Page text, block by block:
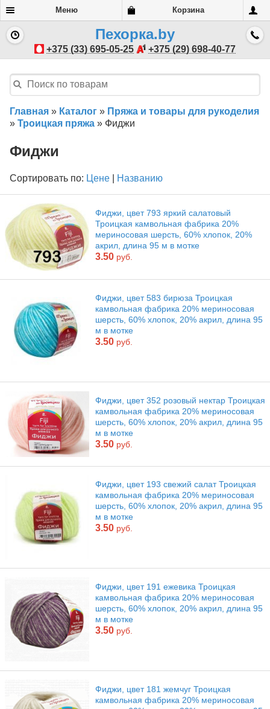
Меню Корзина
Пехорка.by
+375 (33) 695-05-25 +375 (29) 698-40-77
Главная » Каталог » Пряжа и товары для рукоделия
» Троицкая пряжа » Фиджи
Фиджи
Сортировать по: Цене Названию
Фиджи, цвет 793 яркий салатовый
Троицкая камвольная фабрика 20%
мериносовая шерсть, 60% хлопок, 20%
акрил, длина 95 м в мотке
3.50 руб.
Фиджи, цвет 583 бирюза Троицкая
камвольная фабрика 20% мериносовая
шерсть, 60% хлопок, 20% акрил, длина 95
м в мотке
3.50 руб.
Фиджи, цвет 352 розовый нектар Троицкая
камвольная фабрика 20% мериносовая
шерсть, 60% хлопок, 20% акрил, длина 95
м в мотке
3.50 руб.
Фиджи, цвет 193 свежий салат Троицкая
камвольная фабрика 20% мериносовая
шерсть, 60% хлопок, 20% акрил, длина 95
м в мотке
3.50 руб.
Фиджи, цвет 191 ежевика Троицкая
камвольная фабрика 20% мериносовая
шерсть, 60% хлопок, 20% акрил, длина 95
м в мотке
3.50 руб.
Фиджи, цвет 181 жемчуг Троицкая
камвольная фабрика 20% мериносовая